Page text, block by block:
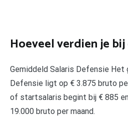
Hoeveel verdien je
Gemiddeld Salaris Defensie Het
Defensie ligt op € 3.875 bruto
of startsalaris begint bij € 885
19.000 bruto per maand.